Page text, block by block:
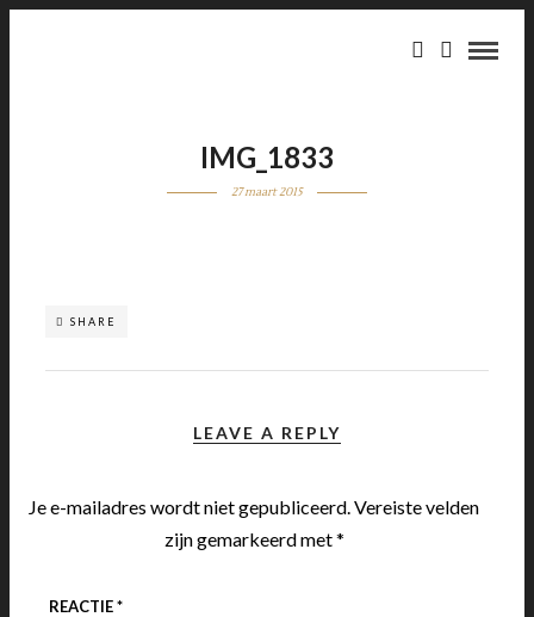
IMG_1833
27 maart 2015
SHARE
LEAVE A REPLY
Je e-mailadres wordt niet gepubliceerd.Vereiste velden
zijn gemarkeerd met*
REACTIE*